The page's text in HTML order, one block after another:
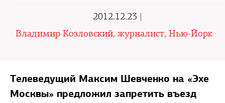
2012.12.23 |
Владимир Козловский, журналист, Нью-Йорк
Телеведущий Максим Шевченко на «Эхе
Москвы» предложил запретить въезд